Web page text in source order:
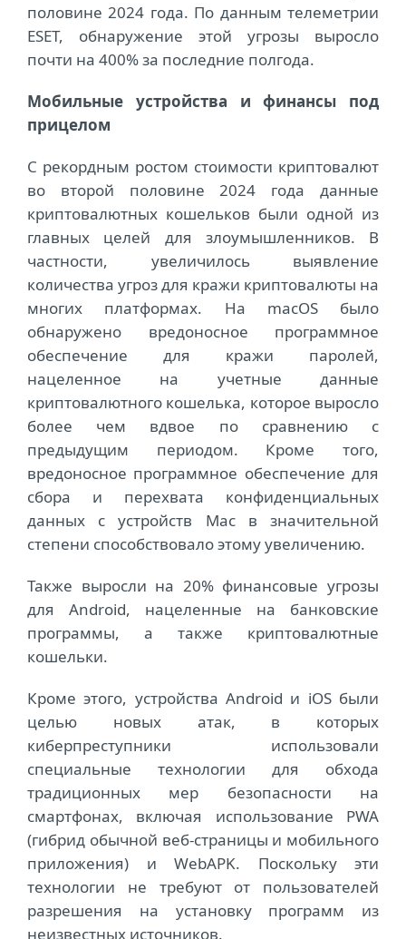
половине 2024 года. По данным телеметрии
ESET, обнаружение этой угрозы выросло
почти на 400% за последние полгода.
Мобильные устройства и финансы под
прицелом
С рекордным ростом стоимости криптовалют
во второй половине 2024 года данные
криптовалютных кошельков были одной из
главных целей для злоумышленников. В
частности, увеличилось выявление
количества угроз для кражи криптовалюты на
многих платформах. На macOS было
обнаружено вредоносное программное
обеспечение для кражи паролей,
нацеленное на учетные данные
криптовалютного кошелька, которое выросло
более чем вдвое по сравнению с
предыдущим периодом. Кроме того,
вредоносное программное обеспечение для
сбора и перехвата конфиденциальных
данных с устройств Mac в значительной
степени способствовало этому увеличению.
Также выросли на 20% финансовые угрозы
для Android, нацеленные на банковские
программы, а также криптовалютные
кошельки.
Кроме этого, устройства Android и iOS были
целью новых атак, в которых
киберпреступники использовали
специальные технологии для обхода
традиционных мер безопасности на
смартфонах, включая использование PWA
(гибрид обычной веб-страницы и мобильного
приложения) и WebAPK. Поскольку эти
технологии не требуют от пользователей
разрешения на установку программ из
неизвестных источников.